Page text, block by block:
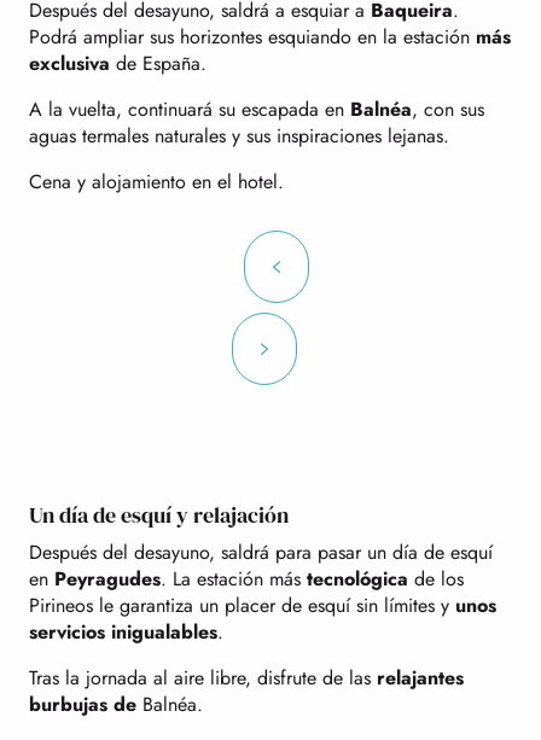
Después del desayuno, saldrá a esquiar a Baqueira.
Podrá ampliar sus horizontes esquiando en la estación más
exclusiva de España.
A la vuelta, continuará su escapada en Balnéa, con sus
aguas termales naturales y sus inspiraciones lejanas.
Cena y alojamiento en el hotel.
Un día de esquí y relajación
Después del desayuno, saldrá para pasar un día de esquí
en Peyragudes. La estación más tecnológica de los
Pirineos le garantiza un placer de esquí sin límites y unos
servicios inigualables.
Tras la jornada al aire libre, disfrute de las relajantes
burbujas de Balnéa.